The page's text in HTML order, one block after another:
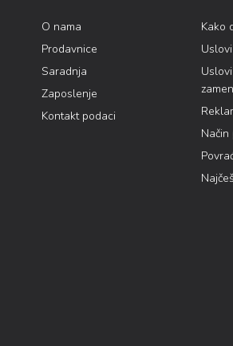
O nama
Prodavnice
Saradnja
Zaposlenje
Kontakt podaci
Kako
Način